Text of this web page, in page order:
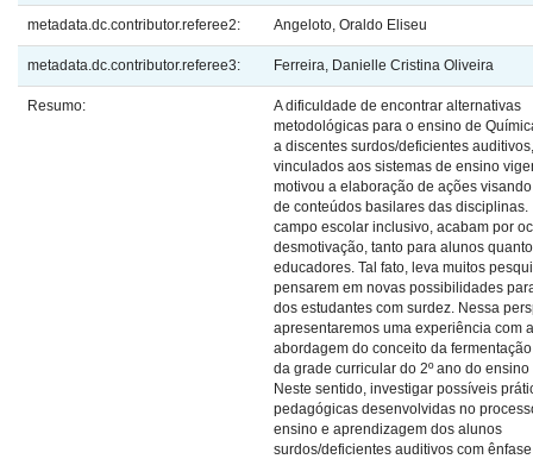
metadata.dc.contributor.referee2: Angeloto, Oraldo Eliseu
metadata.dc.contributor.referee3: Ferreira, Danielle Cristina Oliveira
Resumo:
A dificuldade de encontrar alternativas
metodológicas para o ensino de
a discentes surdos/deficientes auditivos,
vinculados aos sistemas de ensino
motivou a elaboração de ações
de conteúdos basilares das disciplinas.
campo escolar inclusivo, acabam por
desmotivação, tanto para alunos
educadores. Tal fato, leva muitos
pensarem em novas possibilidades
dos estudantes com surdez. Nessa
apresentaremos uma experiência com a
abordagem do conceito da
da grade curricular do 2º ano do ensino
Neste sentido, investigar possíveis
pedagógicas desenvolvidas no
ensino e aprendizagem dos alunos
surdos/deficientes auditivos com